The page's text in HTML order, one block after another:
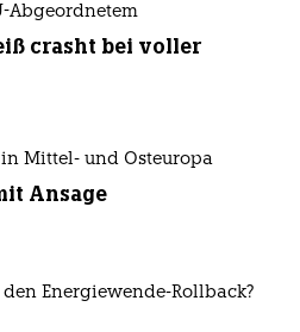
Abgeordnetem
crasht bei voller
Mittel- und Osteuropa
Ansage
Energiewende-Rollback?